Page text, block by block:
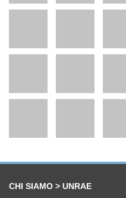
CHI SIAMO > UNRAE